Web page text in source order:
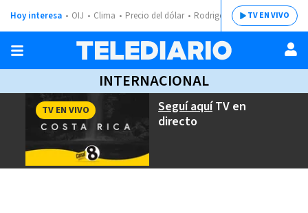
Hoy interesa OIJ Clima Precio del dólar Rodrigo ChavesTV EN VIVO
INTERNACIONAL
Seguí aquíTV en
directo
TV EN VIVO